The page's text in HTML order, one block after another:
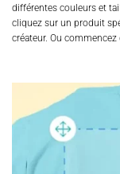
différentes couleurs et
cliquez sur un produit
créateur. Ou